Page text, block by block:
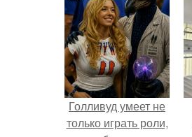
Голливуд умеет не
только играть роли,